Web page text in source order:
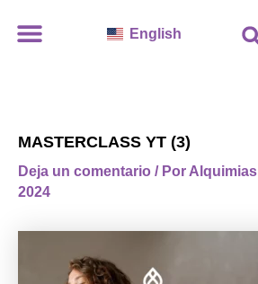
English
MASTERCLASS YT (3)
Deja un comentario / Por Alquimias
2024